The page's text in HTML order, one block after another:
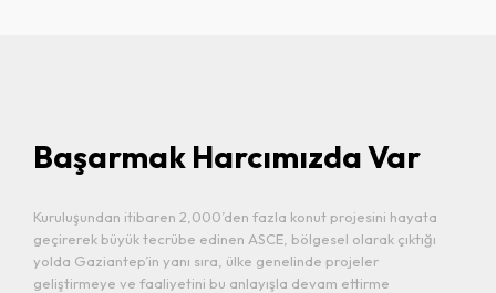
Başarmak Harcımızda Var
Kuruluşundan itibaren 2,000’den fazla konut projesini hayata
geçirerek büyük tecrübe edinen ASCE, bölgesel olarak çıktığı
yolda Gaziantep’in yanı sıra, ülke genelinde projeler
geliştirmeye ve faaliyetini bu anlayışla devam ettirme